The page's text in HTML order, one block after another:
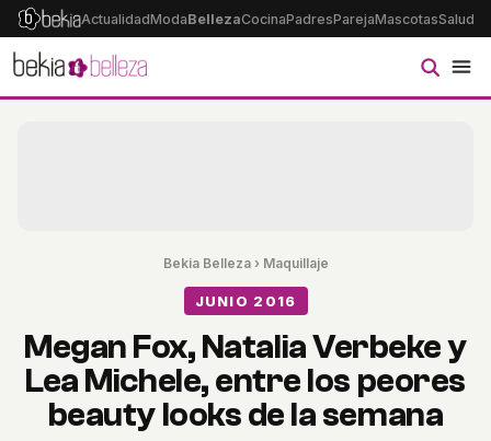
ActualidadModaBellezaCocinaPadresParejaMascotasSalud
Bekia Belleza› Maquillaje
JUNIO 2016
Megan Fox, Natalia Verbeke y
Lea Michele, entre los peores
beauty looks de la semana